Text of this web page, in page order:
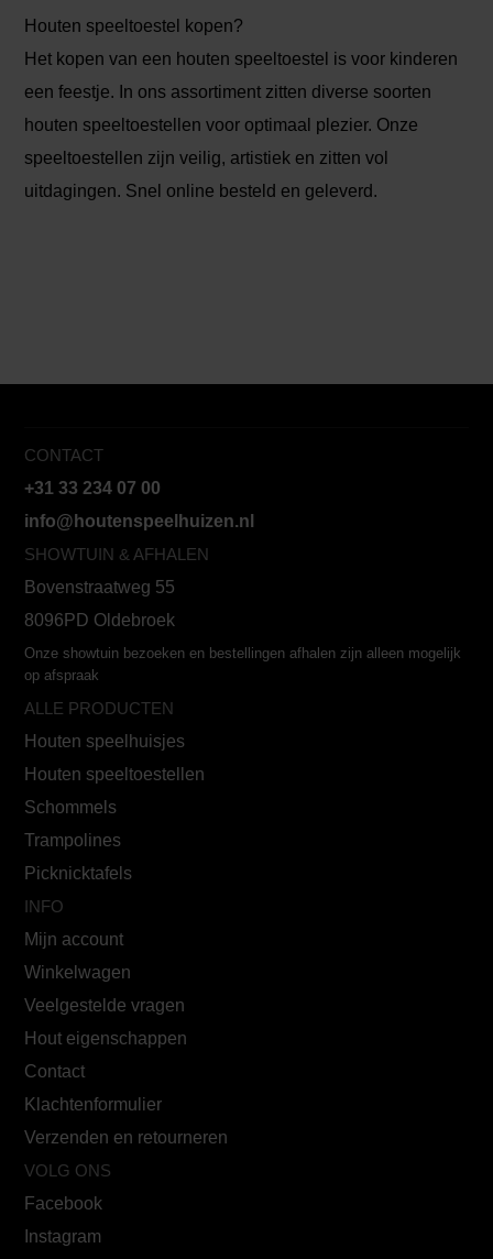
Houten speeltoestel kopen?
Het kopen van een houten speeltoestel is voor kinderen
een feestje. In ons assortiment zitten diverse soorten
houten speeltoestellen voor optimaal plezier. Onze
speeltoestellen zijn veilig, artistiek en zitten vol
uitdagingen. Snel online besteld en geleverd.
CONTACT
+31 33 234 07 00
info@houtenspeelhuizen.nl
SHOWTUIN & AFHALEN
Bovenstraatweg 55
8096PD Oldebroek
Onze showtuin bezoeken en bestellingen afhalen zijn alleen mogelijk
op afspraak
ALLE PRODUCTEN
Houten speelhuisjes
Houten speeltoestellen
Schommels
Trampolines
Picknicktafels
INFO
Mijn account
Winkelwagen
Veelgestelde vragen
Hout eigenschappen
Contact
Klachtenformulier
Verzenden en retourneren
VOLG ONS
Facebook
Instagram